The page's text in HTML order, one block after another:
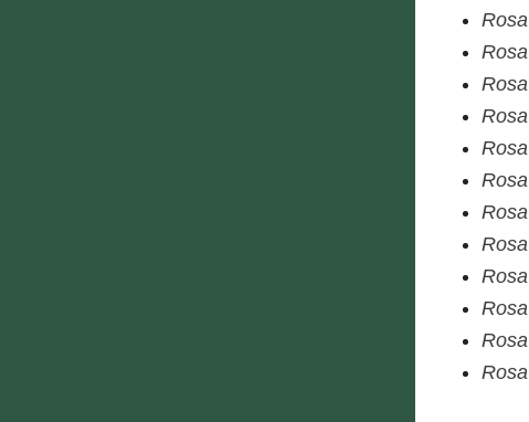
Rosa
Rosa
Rosa
Rosa
Rosa
Rosa
Rosa
Rosa
Rosa
Rosa
Rosa
Rosa